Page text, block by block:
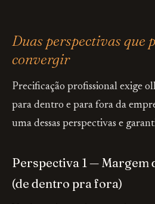
Duas perspectivas que
convergir
Precificação profissional exige
para dentro e para fora da
uma dessas perspectivas e
Perspectiva 1 — Margem
(de dentro pra fora)